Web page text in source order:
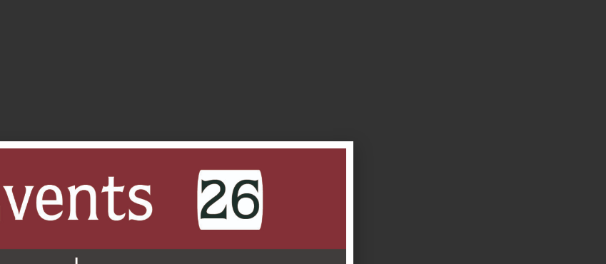
und nach unserem aktuellen Kenntnisstand erstellt, dienen